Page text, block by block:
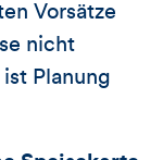
Vorsätze
nicht
Planung